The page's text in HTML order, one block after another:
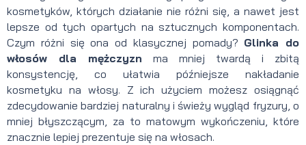
kosmetyków, których działanie nie różni się, a nawet jest
lepsze od tych opartych na sztucznych komponentach.
Czym różni się ona od klasycznej pomady? Glinka do
włosów dla mężczyzn ma mniej twardą i zbitą
konsystencję, co ułatwia późniejsze nakładanie
kosmetyku na włosy. Z ich użyciem możesz osiągnąć
zdecydowanie bardziej naturalny i świeży wygląd fryzury, o
mniej błyszczącym, za to matowym wykończeniu, które
znacznie lepiej prezentuje się na włosach.